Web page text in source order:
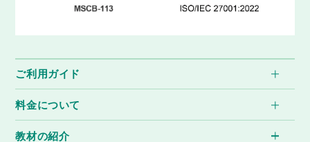
ご利用ガイド
料金について
教材の紹介